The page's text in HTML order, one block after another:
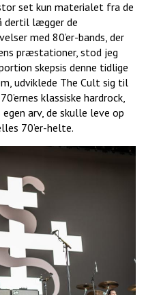
set kun materialet fra de
dertil lægger de
med 80’er-bands, der
præstationer, stod jeg
skepsis denne tidlige
udviklede The Cult sig til
klassiske hardrock,
arv, de skulle leve op
70’er-helte.